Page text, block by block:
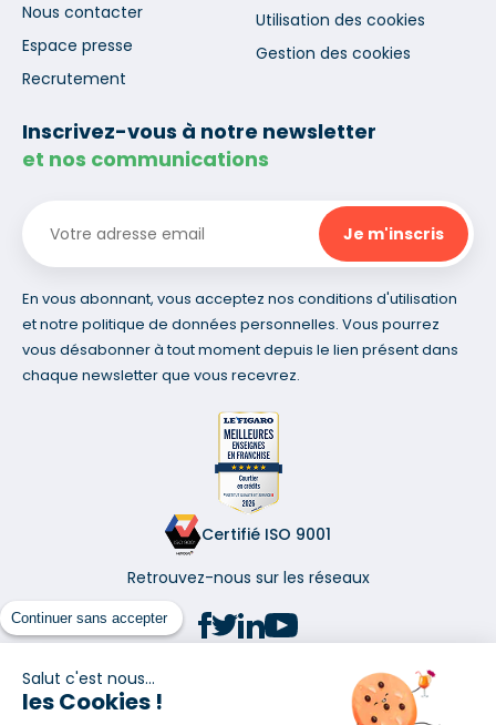
Continuer sans accepter
Salut c'est nous...
les Cookies !
Nous contacter
Espace presse
Recrutement
Utilisation des cookies
Gestion des cookies
Inscrivez-vous à notre newsletter
et nos communications
En vous abonnant, vous acceptez nos conditions d'utilisation
et notre politique de données personnelles. Vous pourrez
vous désabonner à tout moment depuis le lien présent dans
chaque newsletter que vous recevrez.
Certifié ISO 9001
Retrouvez-nous sur les réseaux
(1) Taux fixe national hors assurance et selon votre profil